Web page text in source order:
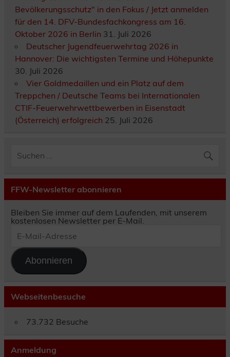
Bevölkerungsschutz" in den Fokus / Jetzt anmelden
für den 14. DFV-Bundesfachkongress am 16.
Oktober 2026 in Berlin 31. Juli 2026
Deutscher Jugendfeuerwehrtag 2026 in
Hannover: Die wichtigsten Termine und Höhepunkte
30. Juli 2026
Vier Goldmedaillen und ein Platz auf dem
Treppchen / Deutsche Teams bei Internationalen
CTIF-Feuerwehrwettbewerben in Eisenstadt
(Österreich) erfolgreich 25. Juli 2026
FFW-Newsletter abonnieren
Bleiben Sie immer auf dem Laufenden, mit unserem
kostenlosen Newsletter per E-Mail.
Mail-
Abonnieren
Webseitenbesuche
73.732 Besuche
Anmeldung